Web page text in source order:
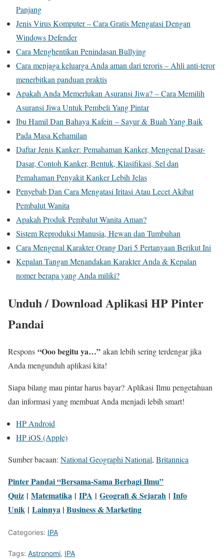
Panjang
Jenis Virus Komputer – Cara Gratis Mengatasi Dengan
Windows Defender
Cara Menghentikan Penindasan Bullying
Cara menjaga keluarga Anda aman dari teroris – Ahli anti-teror
menerbitkan panduan praktis
Apakah Anda Memerlukan Asuransi Jiwa? – Cara Memilih
Asuransi Jiwa Untuk Pembeli Yang Pintar
Ibu Hamil Dan Bahaya Kafein – Sayur & Buah Yang Baik
Pada Masa Kehamilan
Daftar Jenis Kanker: Pemahaman Kanker, Mengenal Dasar-
Dasar, Contoh Kanker, Bentuk, Klasifikasi, Sel dan
Pemahaman Penyakit Kanker Lebih Jelas
Penyebab Dan Cara Mengatasi Iritasi Atau Lecet Akibat
Pembalut Wanita
Apakah Produk Pembalut Wanita Aman?
Sistem Reproduksi Manusia, Hewan dan Tumbuhan
Cara Mengenal Karakter Orang Dari 5 Pertanyaan Berikut Ini
Kepalan Tangan Menandakan Karakter Anda & Kepalan
nomer berapa yang Anda miliki?
Unduh / Download Aplikasi HP Pinter
Pandai
Respons “Ooo begitu ya…” akan lebih sering terdengar jika
Anda mengunduh aplikasi kita!
Siapa bilang mau pintar harus bayar? Aplikasi Ilmu pengetahuan
dan informasi yang membuat Anda menjadi lebih smart!
HP Android
HP iOS (Apple)
Sumber bacaan: National Geographi National, Britannica
Pinter Pandai “Bersama-Sama Berbagi Ilmu”
Quiz | Matematika | IPA | Geografi & Sejarah | Info
Unik | Lainnya | Business & Marketing
Categories: IPA
Tags: Astronomi, IPA